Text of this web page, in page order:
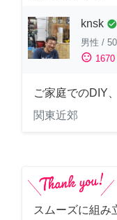
knsk check_circle
男性 /
sentiment_satisfied 1670
ご家庭でのDIY
関東近郊
スムーズに組み